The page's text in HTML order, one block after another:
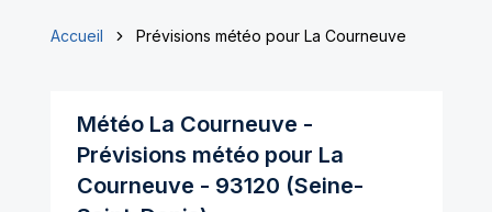
Accueil Prévisions météo pour La Courneuve
Météo La Courneuve -
Prévisions météo pour La
Courneuve - 93120 (Seine-